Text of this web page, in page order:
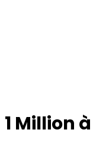
1 Million à